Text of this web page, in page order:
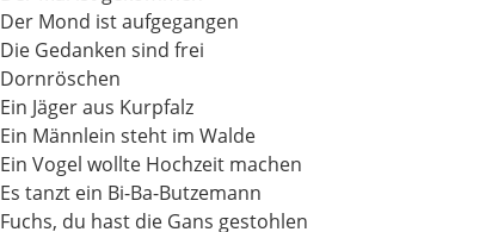
Der Mond ist aufgegangen
Die Gedanken sind frei
Dornröschen
Ein Jäger aus Kurpfalz
Ein Männlein steht im Walde
Ein Vogel wollte Hochzeit machen
Es tanzt ein Bi-Ba-Butzemann
Fuchs, du hast die Gans gestohlen